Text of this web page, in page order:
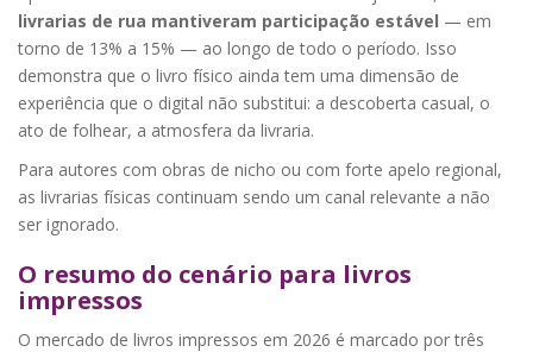
livrarias de rua mantiveram participação estável — em
torno de 13% a 15% — ao longo de todo o período. Isso
demonstra que o livro físico ainda tem uma dimensão de
experiência que o digital não substitui: a descoberta casual, o
ato de folhear, a atmosfera da livraria.
Para autores com obras de nicho ou com forte apelo regional,
as livrarias físicas continuam sendo um canal relevante a não
ser ignorado.
O resumo do cenário para livros
impressos
O mercado de livros impressos em 2026 é marcado por três